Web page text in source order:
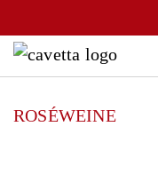
ROSÉWEINE